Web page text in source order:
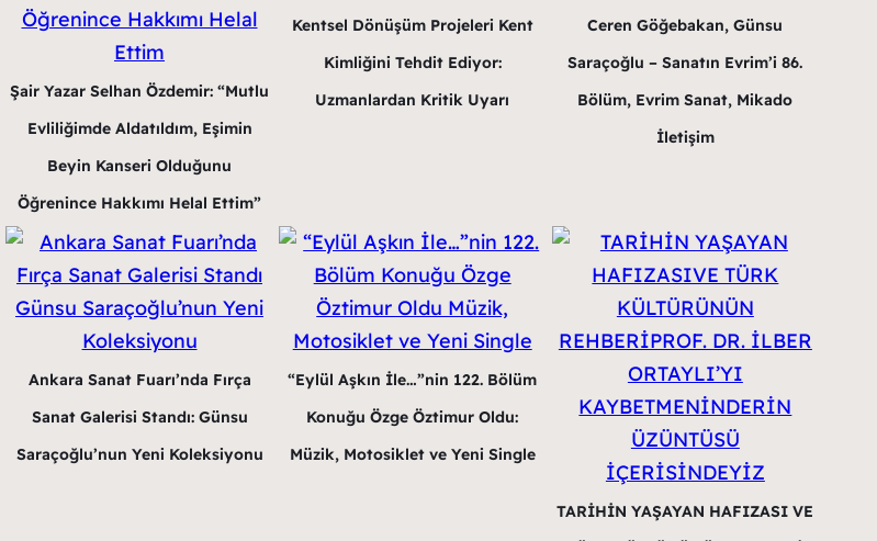
Şair Yazar Selhan Özdemir: “Mutlu
Evliliğimde Aldatıldım, Eşimin
Beyin Kanseri Olduğunu
Öğrenince Hakkımı Helal Ettim”
Kentsel Dönüşüm Projeleri Kent
Kimliğini Tehdit Ediyor:
Uzmanlardan Kritik Uyarı
Ceren Göğebakan, Günsu
Saraçoğlu – Sanatın Evrim’i 86.
Bölüm, Evrim Sanat, Mikado
İletişim
Ankara Sanat Fuarı’nda Fırça
Sanat Galerisi Standı: Günsu
Saraçoğlu’nun Yeni Koleksiyonu
“Eylül Aşkın İle…”nin 122. Bölüm
Konuğu Özge Öztimur Oldu:
Müzik, Motosiklet ve Yeni Single
TARİHİN YAŞAYAN HAFIZASI VE